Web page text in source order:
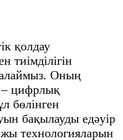
қолдау
Оның
– цифрлық
бөлінген
бақылауды едәуір
технологияларын